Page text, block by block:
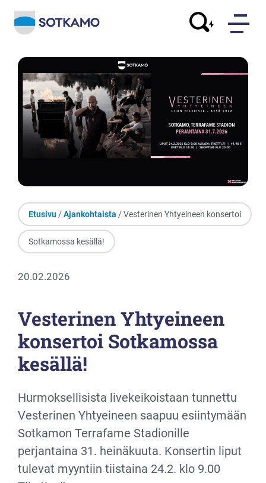
Etusivu/Ajankohtaista / Vesterinen Yhtyeineen konsertoi
Sotkamossa kesällä!
20.02.2026
Vesterinen Yhtyeineen
konsertoi Sotkamossa
kesällä!
Hurmoksellisista livekeikoistaan tunnettu
Vesterinen Yhtyeineen saapuu esiintymään
Sotkamon Terrafame Stadionille
perjantaina 31. heinäkuuta. Konsertin liput
tulevat myyntiin tiistaina 24.2. klo 9.00